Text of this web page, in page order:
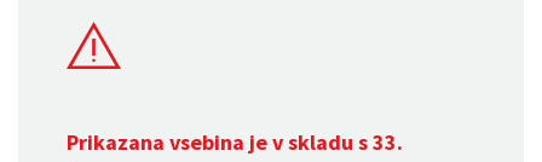
Prikazana vsebina je v skladu s 33.